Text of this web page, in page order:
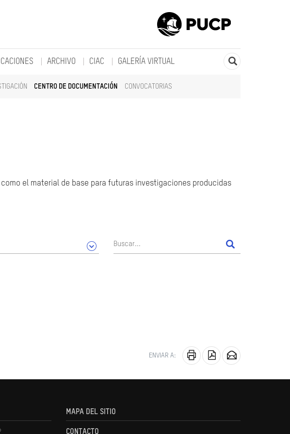
CENTRO DE DOCUMENTACIÓN CONVOCATORIAS
ARCHIVO CIAC GALERÍA VIRTUAL
el material de base para futuras investigaciones producidas
ENVIAR A:
MAPA DEL SITIO
CONTACTO